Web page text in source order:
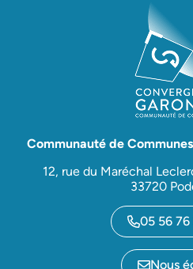
Communauté de
12, rue du Maréchal
33720
05 56
Nous